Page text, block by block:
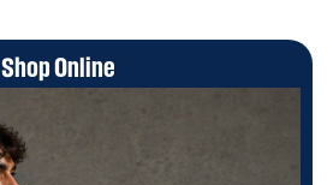
Shop Online